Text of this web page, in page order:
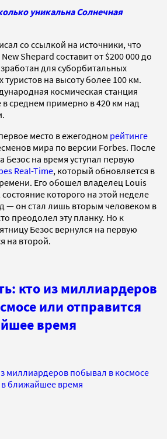
уникальна Солнечная
со ссылкой на источники, что
Shepard составит от $200 000 до
для суборбитальных
туристов на высоту более 100 км.
космическая станция
в среднем примерно в 420 км над
место в ежегодном рейтинге
мира по версии Forbes. После
Безос на время уступал первую
Real-Time, который обновляется в
Его обошел владелец Louis
состояние которого на этой неделе
— он стал лишь вторым человеком в
преодолел эту планку. Но к
Безос вернулся на первую
на второй.
кто из миллиардеров
или отправится
время
миллиардеров побывал в космосе
в ближайшее время